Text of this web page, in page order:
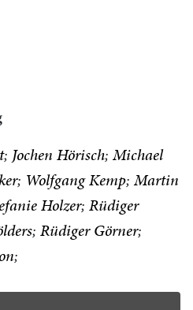
Jochen Hörisch Michael
Wolfgang Kemp Martin
Holzer Rüdiger
Rüdiger Görner